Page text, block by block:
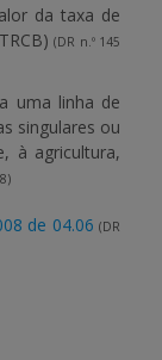
da taxa de
(DR n.º 145
uma linha de
singulares ou
à agricultura,
de 04.06 (DR